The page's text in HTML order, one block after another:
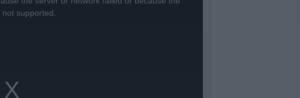
supported.